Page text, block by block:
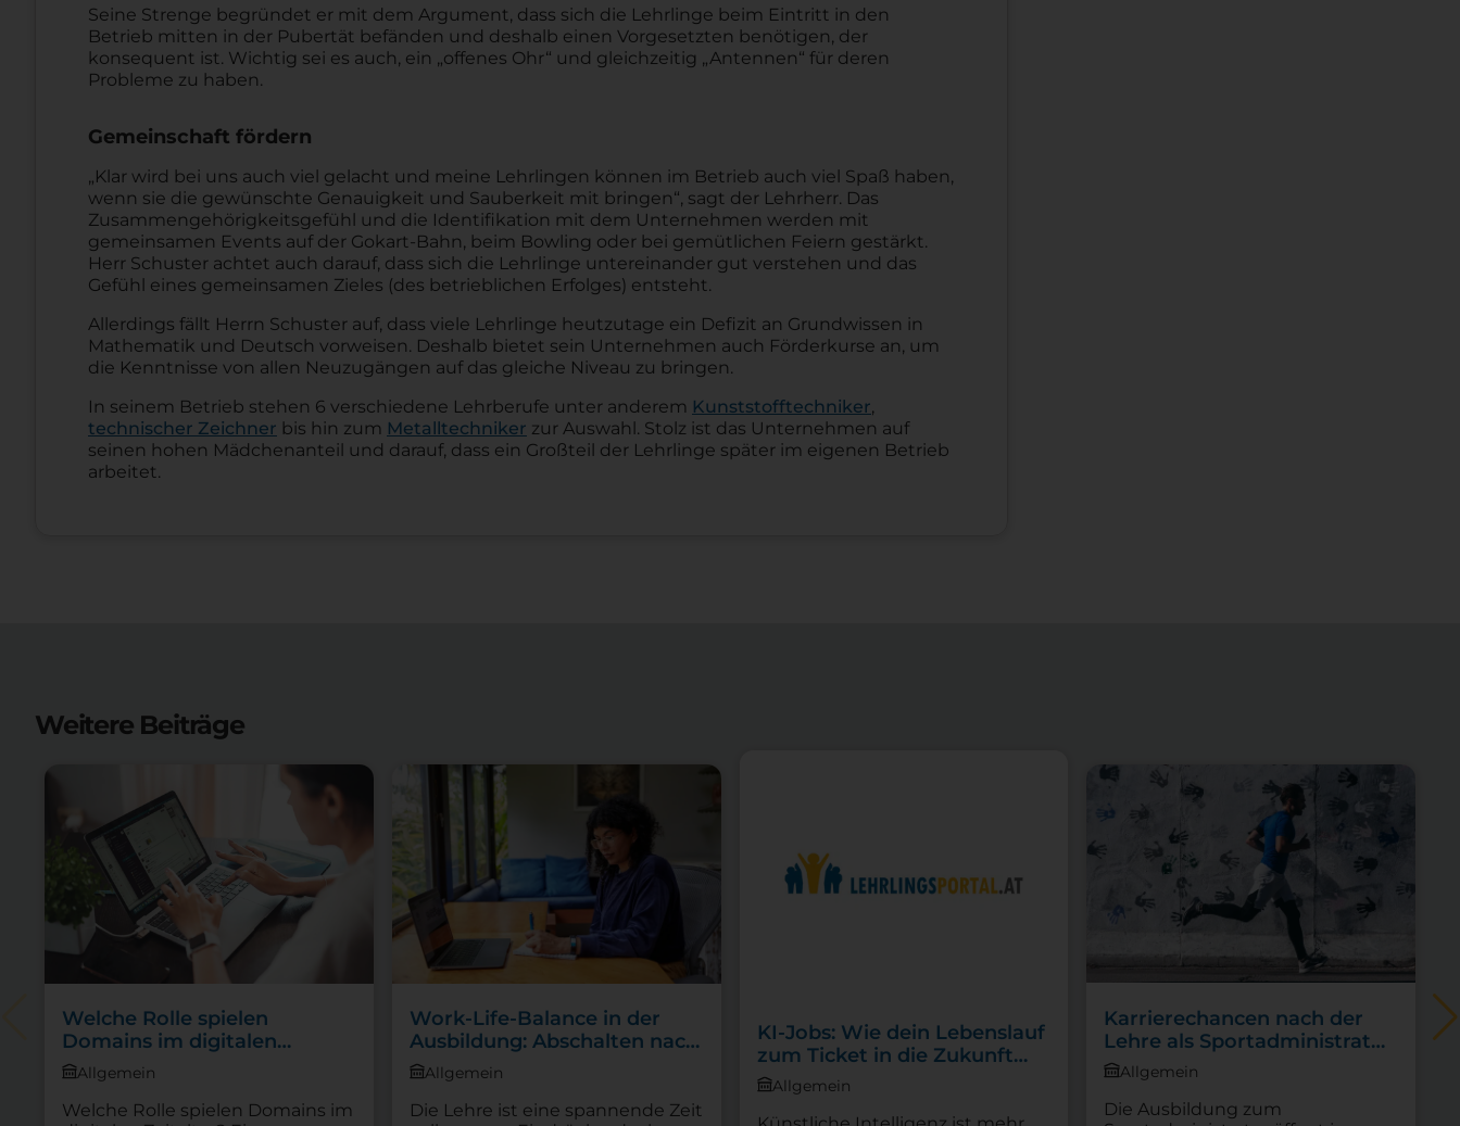
Seine Strenge begründet er mit dem Argument, dass sich die Lehrlinge beim Eintritt in den
Betrieb mitten in der Pubertät befänden und deshalb einen Vorgesetzten benötigen, der
konsequent ist. Wichtig sei es auch, ein „offenes Ohr“ und gleichzeitig „Antennen“ für deren
Probleme zu haben.
Gemeinschaft fördern
„Klar wird bei uns auch viel gelacht und meine Lehrlingen können im Betrieb auch viel Spaß haben,
wenn sie die gewünschte Genauigkeit und Sauberkeit mit bringen“, sagt der Lehrherr. Das
Zusammengehörigkeitsgefühl und die Identifikation mit dem Unternehmen werden mit
gemeinsamen Events auf der Gokart-Bahn, beim Bowling oder bei gemütlichen Feiern gestärkt.
Herr Schuster achtet auch darauf, dass sich die Lehrlinge untereinander gut verstehen und das
Gefühl eines gemeinsamen Zieles (des betrieblichen Erfolges) entsteht.
Allerdings fällt Herrn Schuster auf, dass viele Lehrlinge heutzutage ein Defizit an Grundwissen in
Mathematik und Deutsch vorweisen. Deshalb bietet sein Unternehmen auch Förderkurse an, um
die Kenntnisse von allen Neuzugängen auf das gleiche Niveau zu bringen.
In seinem Betrieb stehen 6 verschiedene Lehrberufe unter anderem Kunststofftechniker,
technischer Zeichner bis hin zum Metalltechniker zur Auswahl. Stolz ist das Unternehmen auf
seinen hohen Mädchenanteil und darauf, dass ein Großteil der Lehrlinge später im eigenen Betrieb
arbeitet.
Weitere Beiträge
Welche Rolle spielen
Domains im digitalen
Zeitalter?
Allgemein
Welche Rolle spielen Domains im
Work-Life-Balance in der
Ausbildung: Abschalten nach
stressigen Tagen
Allgemein
Die Lehre ist eine spannende Zeit
KI-Jobs: Wie dein Lebenslauf
zum Ticket in die Zukunft
wird
Allgemein
Karrierechancen nach der
Lehre als Sportadministrator:
Wege zum beruflichen
Erfolg
Allgemein
Die Ausbildung zum